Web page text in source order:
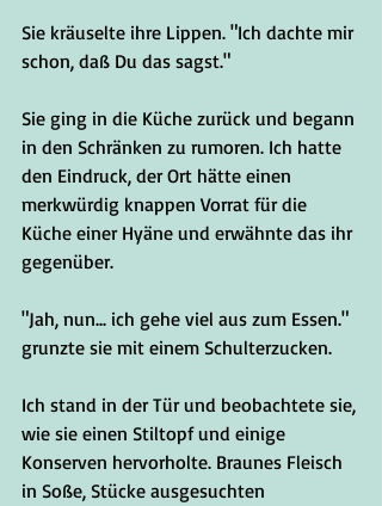
Sie kräuselte ihre Lippen. "Ich dachte mir
schon, daß Du das sagst."
Sie ging in die Küche zurück und begann
in den Schränken zu rumoren. Ich hatte
den Eindruck, der Ort hätte einen
merkwürdig knappen Vorrat für die
Küche einer Hyäne und erwähnte das ihr
gegenüber.
"Jah, nun... ich gehe viel aus zum Essen."
grunzte sie mit einem Schulterzucken.
Ich stand in der Tür und beobachtete sie,
wie sie einen Stiltopf und einige
Konserven hervorholte. Braunes Fleisch
in Soße, Stücke ausgesuchten